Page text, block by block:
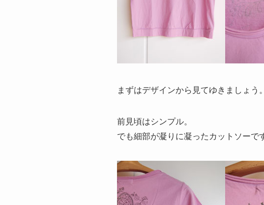
まずはデザインから見てゆきましょう。
前見頃はシンプル。
でも細部が凝りに凝ったカットソーで